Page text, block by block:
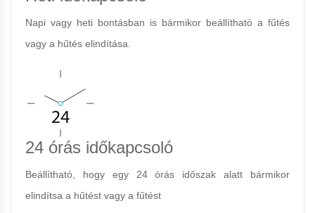
Napi vagy heti bontásban is bármikor beállítható a fűtés
vagy a hűtés elindítása.
24 órás időkapcsoló
Beállítható, hogy egy 24 órás időszak alatt bármikor
elindítsa a hűtést vagy a fűtést